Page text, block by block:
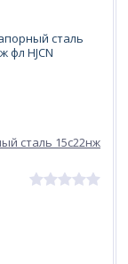
сталь 15с22нж